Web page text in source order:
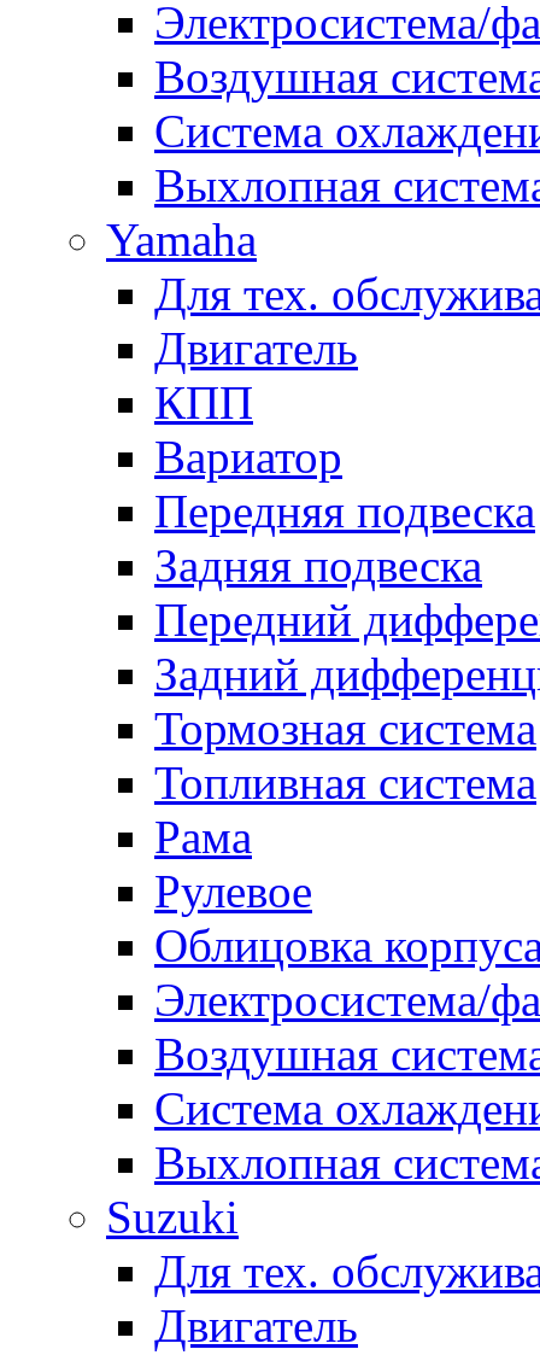
Электросистема/
Воздушная
Система
Выхлопная
Yamaha
Для тех.
Двигатель
КПП
Вариатор
Передняя подвеска
Задняя подвеска
Передний
Задний
Тормозная система
Топливная система
Рама
Рулевое
Облицовка
Электросистема/
Воздушная
Система
Выхлопная
Suzuki
Для тех.
Двигатель